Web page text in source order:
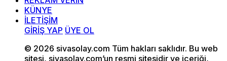
KÜNYE
İLETİŞİM
GİRİŞ YAP ÜYE OL
© 2026 sivasolay.com Tüm hakları saklıdır. Bu web
sitesi, sivasolay.com’un resmi sitesidir ve içeriği,